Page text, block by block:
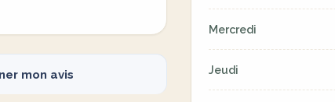
mon avis
Mercredi
Jeudi